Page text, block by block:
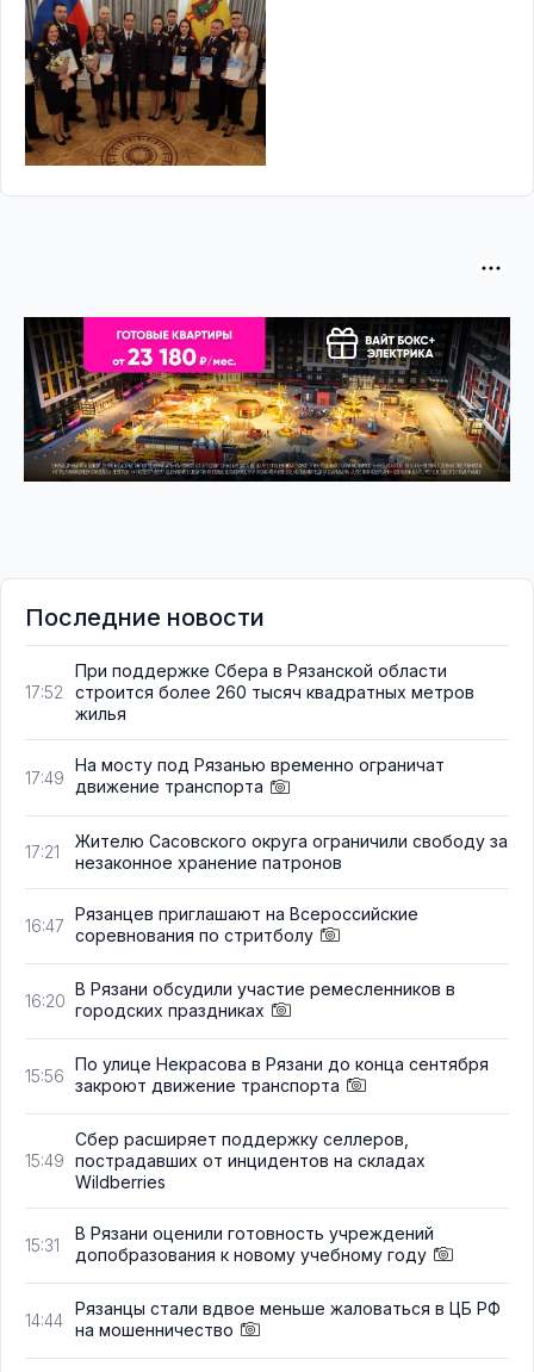
Последние новости
17:52
При поддержке Сбера в Рязанской области
строится более 260 тысяч квадратных метров
жилья
17:49
На мосту под Рязанью временно ограничат
движение транспорта
17:21
Жителю Сасовского округа ограничили свободу за
незаконное хранение патронов
16:47
Рязанцев приглашают на Всероссийские
соревнования по стритболу
16:20
В Рязани обсудили участие ремесленников в
городских праздниках
15:56
По улице Некрасова в Рязани до конца сентября
закроют движение транспорта
15:49
Сбер расширяет поддержку селлеров,
пострадавших от инцидентов на складах
Wildberries
15:31
В Рязани оценили готовность учреждений
допобразования к новому учебному году
14:44
Рязанцы стали вдвое меньше жаловаться в ЦБ РФ
на мошенничество